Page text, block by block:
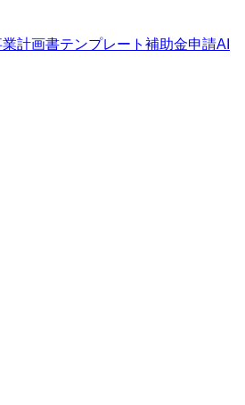
計画書テンプレート 補助金申請AI